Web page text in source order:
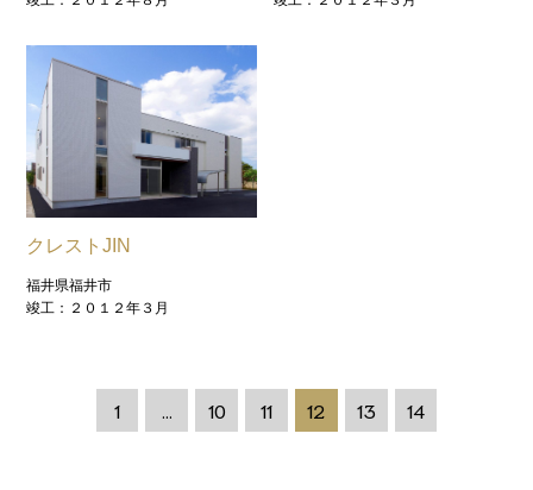
クレストJIN
福井県福井市
竣工：２０１２年３月
1 … 10 11 12 13 14